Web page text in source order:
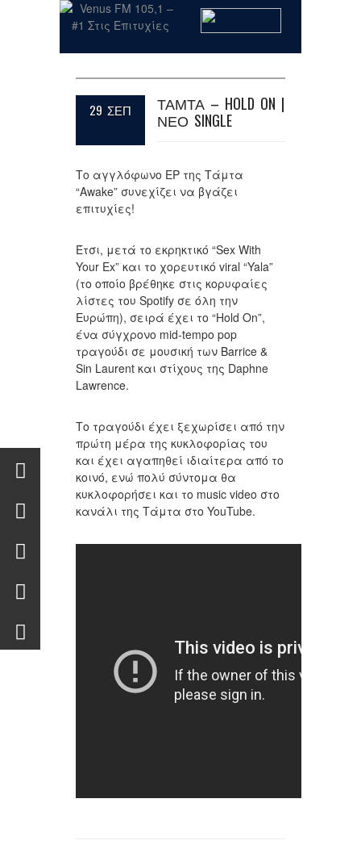
29 ΣΕΠ
ΤΑΜΤΑ – HOLD ON |
ΝΕΟ SINGLE
Το αγγλόφωνο EP της Τάμτα
“Awake” συνεχίζει να βγάζει
επιτυχίες!
Έτσι, μετά το εκρηκτικό “Sex With
Your Ex” και το χορευτικό viral “Yala”
(το οποίο βρέθηκε στις κορυφαίες
λίστες του Spotify σε όλη την
Ευρώπη), σειρά έχει το “Hold On”,
ένα σύγχρονο mid-tempo pop
τραγούδι σε μουσική των Barrice &
Sin Laurent και στίχους της Daphne
Lawrence.
Το τραγούδι έχει ξεχωρίσει από την
πρώτη μέρα της κυκλοφορίας του
και έχει αγαπηθεί ιδιαίτερα από το
κοινό, ενώ πολύ σύντομα θα
κυκλοφορήσει και το music video στο
κανάλι της Τάμτα στο YouTube.